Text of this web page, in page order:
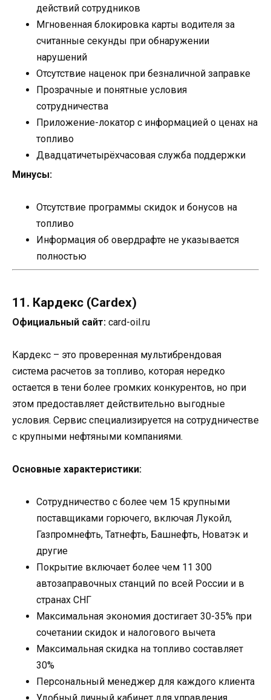
действий сотрудников
Мгновенная блокировка карты водителя за
считанные секунды при обнаружении
нарушений
Отсутствие наценок при безналичной заправке
Прозрачные и понятные условия
сотрудничества
Приложение-локатор с информацией о ценах на
топливо
Двадцатичетырёхчасовая служба поддержки
Минусы:
Отсутствие программы скидок и бонусов на
топливо
Информация об овердрафте не указывается
полностью
11. Кардекс (Cardex)
Официальный сайт: card-oil.ru
Кардекс – это проверенная мультибрендовая
система расчетов за топливо, которая нередко
остается в тени более громких конкурентов, но при
этом предоставляет действительно выгодные
условия. Сервис специализируется на сотрудничестве
с крупными нефтяными компаниями.
Основные характеристики:
Сотрудничество с более чем 15 крупными
поставщиками горючего, включая Лукойл,
Газпромнефть, Татнефть, Башнефть, Новатэк и
другие
Покрытие включает более чем 11 300
автозаправочных станций по всей России и в
странах СНГ
Максимальная экономия достигает 30-35% при
сочетании скидок и налогового вычета
Максимальная скидка на топливо составляет
30%
Персональный менеджер для каждого клиента